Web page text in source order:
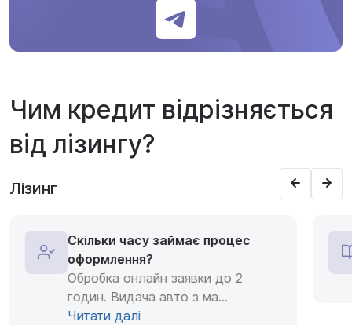
Чим кредит відрізняється
від лізингу?
Лізинг
Скільки часу займає процес
оформлення?
Обробка онлайн заявки до 2
годин. Видача авто з ма...
Читати далі